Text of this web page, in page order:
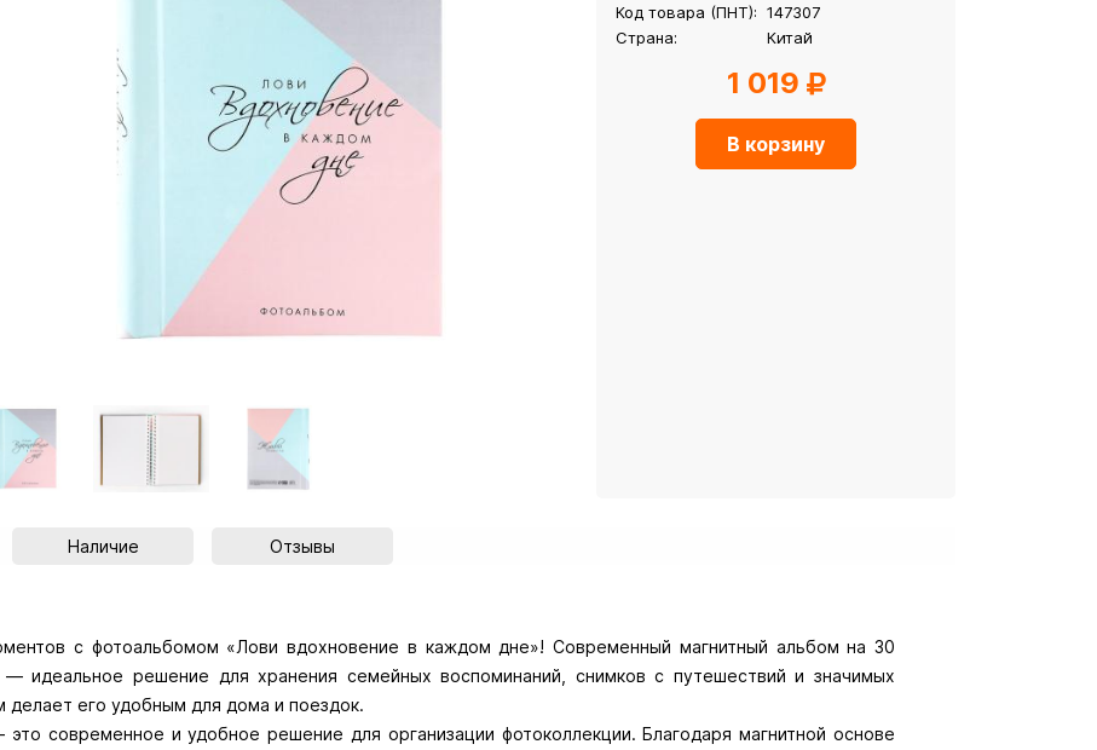
Код товара (ПНТ): 147307
Страна:
Китай
1 019
В корзину
Наличие Отзывы
с фотоальбомом «Лови вдохновение в каждом дне»! Современный магнитный альбом на 30
идеальное решение для хранения семейных воспоминаний, снимков с путешествий и значимых
его удобным для дома и поездок.
современное и удобное решение для организации фотоколлекции. Благодаря магнитной основе